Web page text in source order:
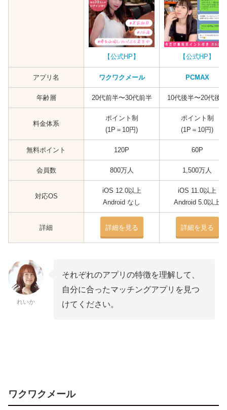
【公式HP】 【公式HP】
アプリ名 ワクワクメール PCMAX
年齢層 20代前半〜30代前半 10代後半〜20代後半
料金体系
ポイント制
(1P＝10円)
ポイント制
(1P＝10円)
無料ポイント 120P 60P
会員数 800万人 1,500万人
対応OS
iOS 12.0以上
Android なし
iOS 11.0以上
Android 5.0以上
詳細 詳細を見る 詳細を見る
れいか
それぞれのアプリの特徴を理解して、
自分に合ったマッチングアプリを見つ
けてください。
ワクワクメール